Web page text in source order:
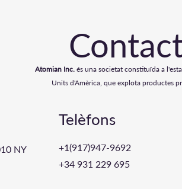
Atomian Inc. és una societat constituïda a
Units d'Amèrica, que explota productes
NY
Telèfons
+1(917)947-9692
+34 931 229 695